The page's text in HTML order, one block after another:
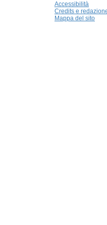
Accessibilità
Credits e
Mappa del sito